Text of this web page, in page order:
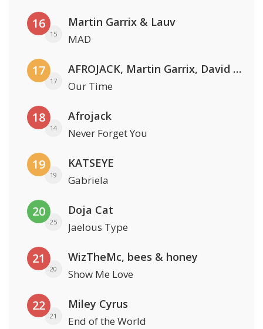
16
15
Martin Garrix & Lauv
MAD
17
17
AFROJACK, Martin Garrix, David Guetta & Amél
Our Time
18
14
Afrojack
Never Forget You
19
19
KATSEYE
Gabriela
20
25
Doja Cat
Jaelous Type
21
20
WizTheMc, bees & honey
Show Me Love
22
21
Miley Cyrus
End of the World